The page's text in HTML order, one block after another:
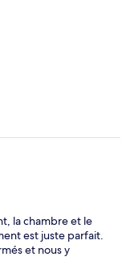
la chambre et le
est juste parfait.
et nous y